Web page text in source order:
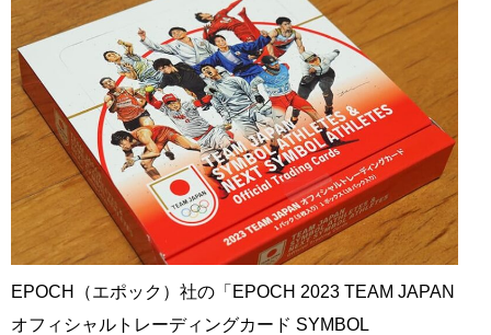
EPOCH（エポック）社の「EPOCH 2023 TEAM JAPAN
オフィシャルトレーディングカード SYMBOL